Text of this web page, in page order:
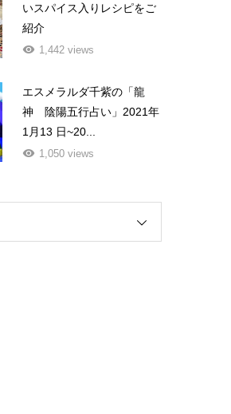
いスパイス入りレシピをご
紹介
1,442 views
エスメラルダ千紫の「龍
神 陰陽五行占い」2021年
1月13 日~20...
1,050 views